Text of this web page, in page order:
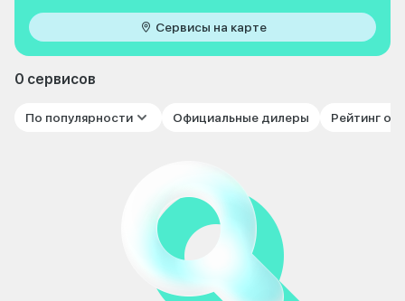
Сервисы на карте
0 сервисов
По популярности Официальные дилеры Рейтинг